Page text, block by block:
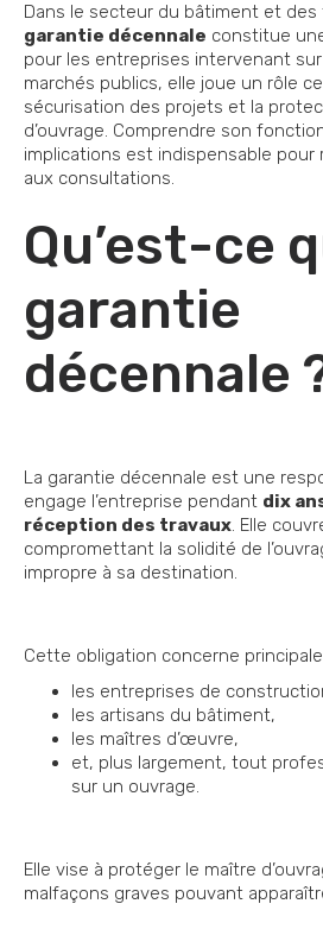
Dans le secteur du bâtiment et des
garantie décennale constitue
pour les entreprises intervenant
marchés publics, elle joue un rôle
sécurisation des projets et la
d’ouvrage. Comprendre son
implications est indispensable
aux consultations.
Qu’est-ce
garantie
décennale
La garantie décennale est une
engage l’entreprise pendant dix
réception des travaux. Elle
compromettant la solidité de
impropre à sa destination.
Cette obligation concerne
les entreprises de
les artisans du bâtiment,
les maîtres d’œuvre,
et, plus largement, tout
sur un ouvrage.
Elle vise à protéger le maître
malfaçons graves pouvant